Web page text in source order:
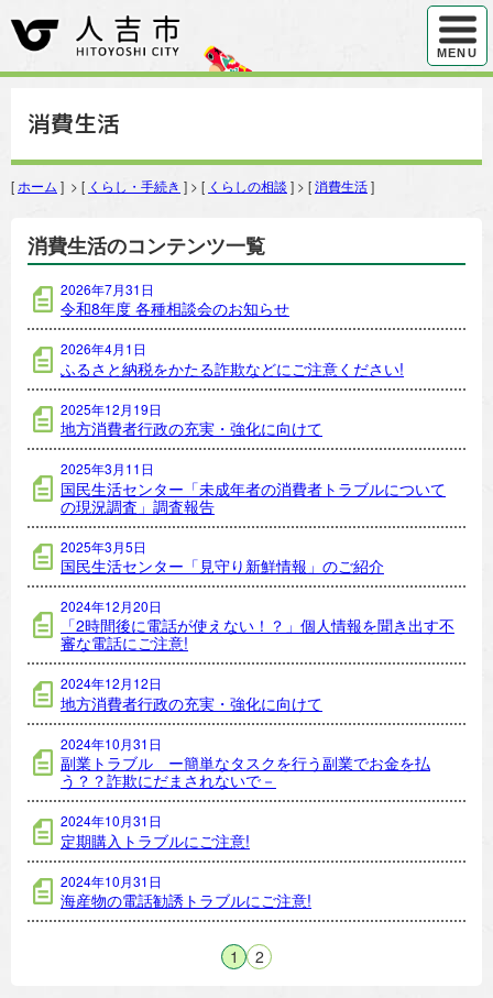
ハンバ
MENU
消費生活
[ ホーム ] > [ くらし・手続き ] > [ くらしの相談 ] > [消費生活]
消費生活のコンテンツ一覧
2026年7月31日
令和8年度 各種相談会のお知らせ
2026年4月1日
ふるさと納税をかたる詐欺などにご注意ください!
2025年12月19日
地方消費者行政の充実・強化に向けて
2025年3月11日
国民生活センター「未成年者の消費者トラブルについて
の現況調査」調査報告
2025年3月5日
国民生活センター「見守り新鮮情報」のご紹介
2024年12月20日
「2時間後に電話が使えない！？」個人情報を聞き出す不
審な電話にご注意!
2024年12月12日
地方消費者行政の充実・強化に向けて
2024年10月31日
副業トラブル ー簡単なタスクを行う副業でお金を払
う？？詐欺にだまされないで－
2024年10月31日
定期購入トラブルにご注意!
2024年10月31日
海産物の電話勧誘トラブルにご注意!
1 2